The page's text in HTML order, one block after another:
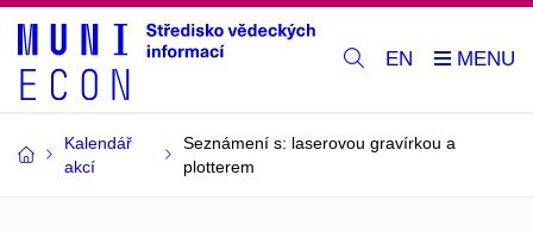
EN
Kalendář
akcí
Seznámení s: laserovou gravírkou a
plotterem